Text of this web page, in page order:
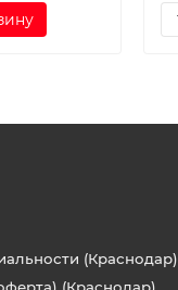
(Краснодар)